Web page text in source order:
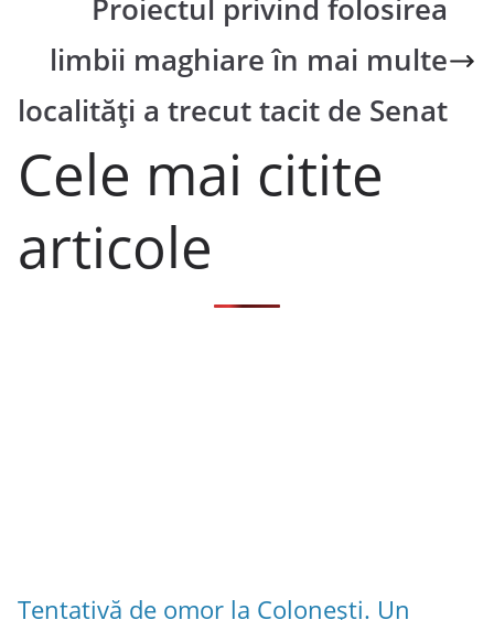
Proiectul privind folosirea
limbii maghiare în mai multe
localităţi a trecut tacit de Senat
Cele mai citite
articole
Tentativă de omor la Colonești. Un